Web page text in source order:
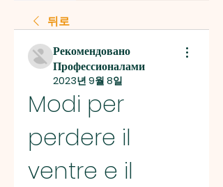
뒤로
Рекомендовано
Профессионалами
2023년 9월 8일
Modi per
perdere il
ventre e il